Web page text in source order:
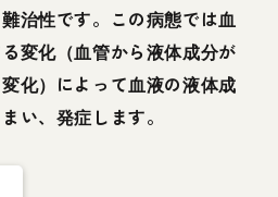
治性です。この病態では血
変化（血管から液体成分が
化）によって血液の液体成
い、発症します。